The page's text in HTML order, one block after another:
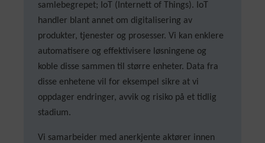
samlebegrepet; IoT (Internett of Things). IoT
handler blant annet om digitalisering av
produkter, tjenester og prosesser. Vi kan enklere
automatisere og effektivisere løsningene og
koble disse sammen til større enheter. Data fra
disse enhetene vil for eksempel sikre at vi
oppdager endringer, avvik og risiko på et tidlig
stadium.
Vi samarbeider med anerkjente aktører innen